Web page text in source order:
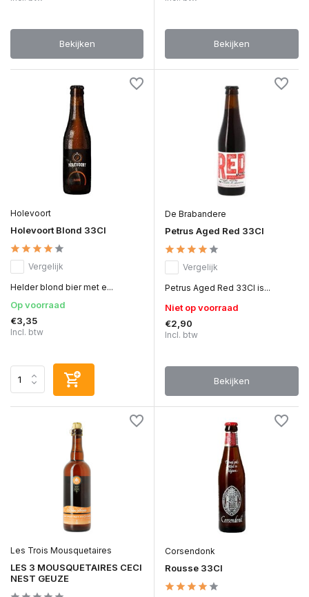
Bekijken Bekijken
Holevoort
Holevoort Blond 33Cl
Vergelijk
Helder blond bier met e...
Op voorraad
€3,35
Incl. btw
De Brabandere
Petrus Aged Red 33Cl
Vergelijk
Petrus Aged Red 33Cl is...
Niet op voorraad
€2,90
Incl. btw
Bekijken
Les Trois Mousquetaires
LES 3 MOUSQUETAIRES CECI
NEST GEUZE
Corsendonk
Rousse 33Cl